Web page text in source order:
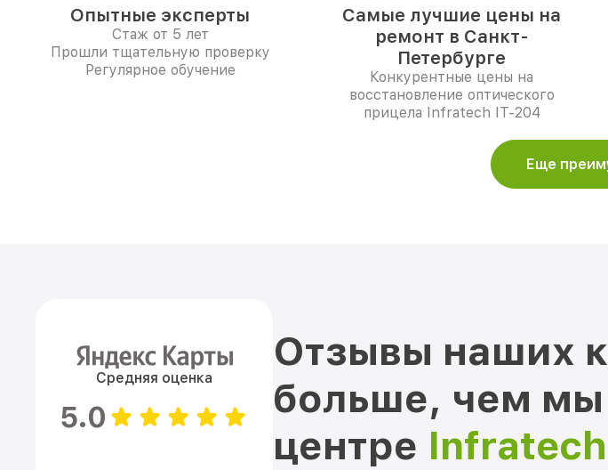
Опытные эксперты
Стаж от 5 лет
Прошли тщательную проверку
Регулярное обучение
Самые лучшие цены на
ремонт в Санкт-
Петербурге
Конкурентные цены на
восстановление оптического
прицела Infratech IT-204
Еще
Средняя оценка
5.0
Отзывы наших
больше, чем
центре